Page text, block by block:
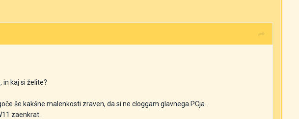
in kaj si želite?
še kakšne malenkosti zraven, da si ne cloggam glavnega PCja.
zaenkrat.